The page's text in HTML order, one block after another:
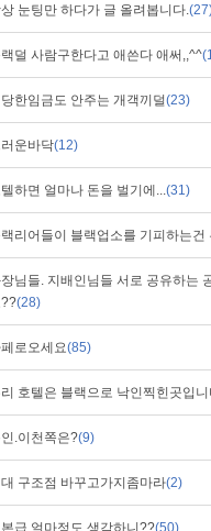
눈팅만 하다가 글 올려봅니다.
덜 사람구한다고 애쓴다 애써,,^^
한임금도 안주는 개객끼덜(23)
운바닥(12)
하면 얼마나 돈을 벌기에...(31)
리어들이 블랙업소를 기피하는건
님들. 지배인님들 서로 공유하는
(28)
로오세요(85)
호텔은 블랙으로 낙인찍힌곳입
.이천쪽은?(9)
구조점 바꾸고가지좀마라(2)
급 얼마정도 생각하니??(50)